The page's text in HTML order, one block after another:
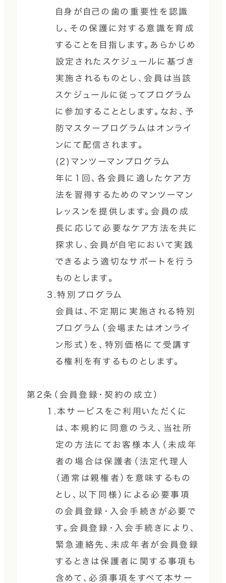
自身が自己の歯の重要性を認識
し、その保護に対する意識を育成
することを目指します。あらかじめ
設定されたスケジュールに基づき
実施されるものとし、会員は当該
スケジュールに従ってプログラム
に参加することとします。なお、予
防マスタープログラムはオンライ
ンにて配信されます。
(2)マンツーマンプログラム
年に1回、各会員に適したケア方
法を習得するためのマンツーマン
レッスンを提供します。会員の成
長に応じて必要なケア方法を共に
探求し、会員が自宅において実践
できるよう適切なサポートを行う
ものとします。
3.特別プログラム
会員は、不定期に実施される特別
プログラム（会場またはオンライ
ン形式）を、特別価格にて受講す
る権利を有するものとします。
第2条（会員登録・契約の成立）
1.本サービスをご利用いただくに
は、本規約に同意のうえ、当社所
定の方法にてお客様本人（未成年
者の場合は保護者（法定代理人
（通常は親権者）を意味するもの
とし、以下同様）による必要事項
の会員登録・入会手続きが必要で
す。会員登録・入会手続きにより、
緊急連絡先、未成年者が会員登録
するときは保護者に関する事項も
含めて、必須事項をすべて本サー